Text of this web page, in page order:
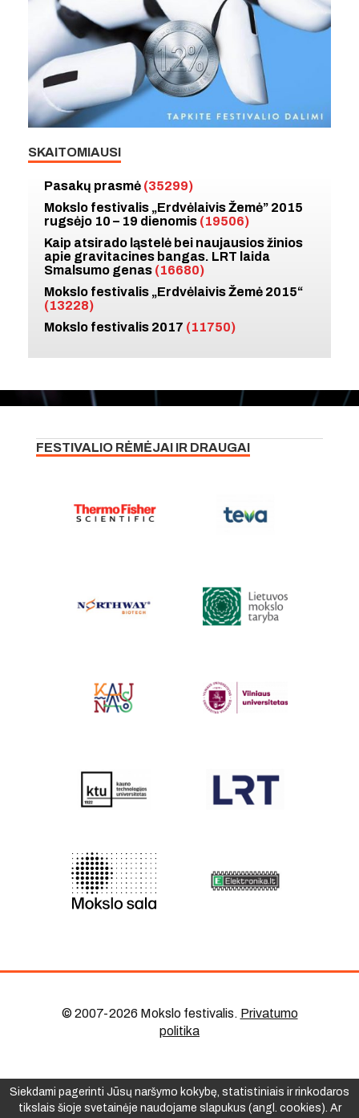
SKAITOMIAUSI
Pasakų prasmė (35299)
Mokslo festivalis „Erdvėlaivis Žemė” 2015
rugsėjo 10 – 19 dienomis (19506)
Kaip atsirado ląstelė bei naujausios žinios
apie gravitacines bangas. LRT laida
Smalsumo genas (16680)
Mokslo festivalis „Erdvėlaivis Žemė 2015“
(13228)
Mokslo festivalis 2017 (11750)
FESTIVALIO RĖMĖJAI IR DRAUGAI
© 2007-2026 Mokslo festivalis. Privatumo
politika
Siekdami pagerinti Jūsų naršymo kokybę, statistiniais ir rinkodaros
tikslais šioje svetainėje naudojame slapukus (angl. cookies). Ar